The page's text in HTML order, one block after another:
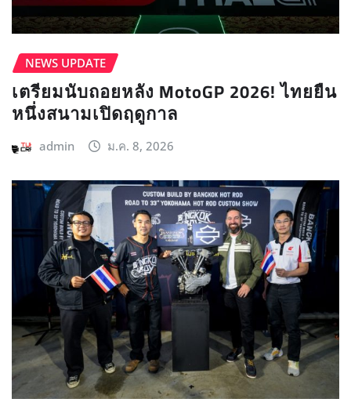
NEWS UPDATE​
เตรียมนับถอยหลัง MotoGP 2026! ไทยยืน
หนึ่งสนามเปิดฤดูกาล
admin ม.ค. 8, 2026